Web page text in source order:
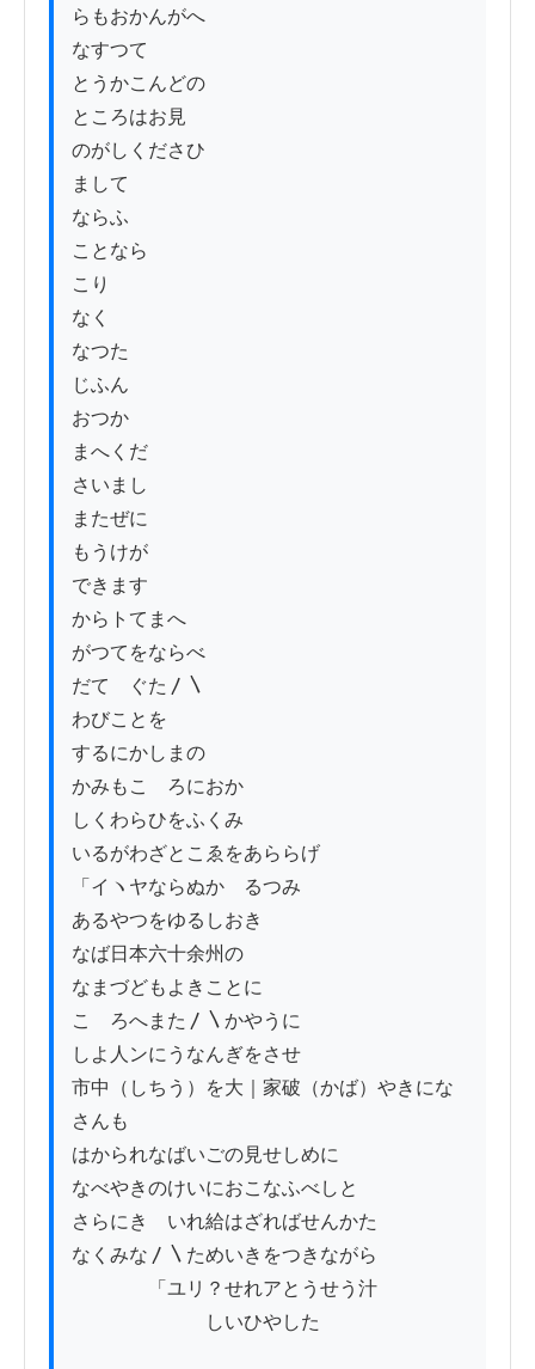
らもおかんがへ
なすつて
とうかこんどの
ところはお見
のがしくださひ
まして
ならふ
ことなら
こり
なく
なつた
じふん
おつか
まへくだ
さいまし
またぜに
もうけが
できます
からトてまへ
がつてをならべ
だてゝぐた〳〵
わびことを
するにかしまの
かみもこゝろにおか
しくわらひをふくみ
いるがわざとこゑをあららげ
「イヽヤならぬかゝるつみ
あるやつをゆるしおき
なば日本六十余州の
なまづどもよきことに
こゝろへまた〳〵かやうに
しよ人ンにうなんぎをさせ
市中（しちう）を大｜家破（かば）やきにな
さんも
はかられなばいごの見せしめに
なべやきのけいにおこなふべしと
さらにきゝいれ給はざればせんかた
なくみな〳〵ためいきをつきながら
「ユリ？せれアとうせう汁
しいひやした